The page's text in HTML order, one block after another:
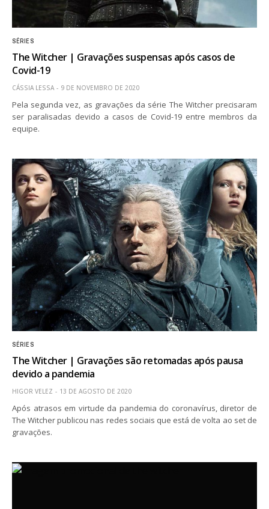
SÉRIES
The Witcher | Gravações suspensas após casos de
Covid-19
CÁSSIA LESSA 9 DE NOVEMBRO DE 2020
Pela segunda vez, as gravações da série The Witcher precisaram
ser paralisadas devido a casos de Covid-19 entre membros da
equipe.
SÉRIES
The Witcher | Gravações são retomadas após pausa
devido a pandemia
HIGOR VELEZ 13 DE AGOSTO DE 2020
Após atrasos em virtude da pandemia do coronavírus, diretor de
The Witcher publicou nas redes sociais que está de volta ao set de
gravações.